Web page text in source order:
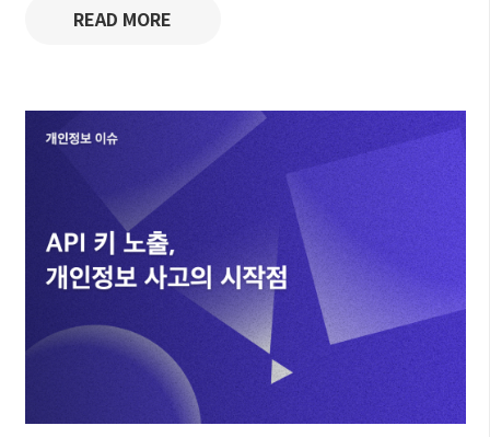
READ MORE